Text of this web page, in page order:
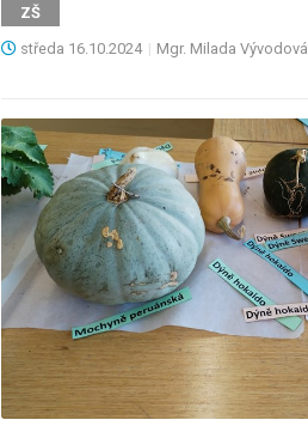
ZŠ
středa 16.10.2024 | Mgr. Milada Vývodová